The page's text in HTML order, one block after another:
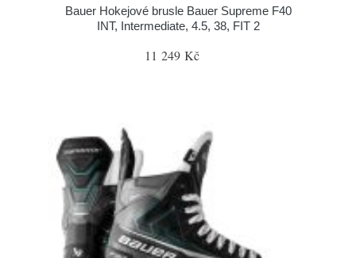
Bauer Hokejové brusle Bauer Supreme F40
INT, Intermediate, 4.5, 38, FIT 2
11 249 Kč